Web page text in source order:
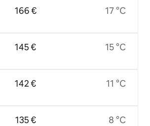
166 €
145 €
142 €
135 €
17 °C
15 °C
11 °C
8 °C